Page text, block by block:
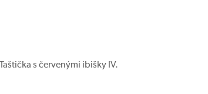
Taštička s červenými ibišky IV.